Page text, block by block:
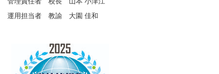
運用担当者 教諭 大園 佳和